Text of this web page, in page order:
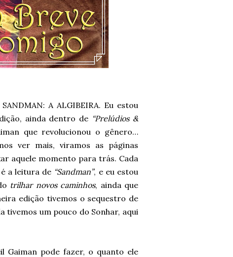
A ALGIBEIRA. Eu estou
ainda dentro de “Prelúdios &
que revolucionou o gênero…
ver mais, viramos as páginas
aquele momento para trás. Cada
a leitura de “Sandman”, e eu estou
trilhar novos caminhos, ainda que
edição tivemos o sequestro de
tivemos um pouco do Sonhar, aqui
Gaiman pode fazer, o quanto ele